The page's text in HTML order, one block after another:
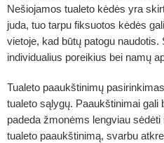
Nešiojamos tualeto kėdės yra
juda, tuo tarpu fiksuotos kėdės
vietoje, kad būtų patogu
individualius poreikius bei namų
Tualeto paaukštinimų
tualeto sąlygų. Paaukštinimai gali
padeda žmonėms lengviau
tualeto paaukštinimą, svarbu